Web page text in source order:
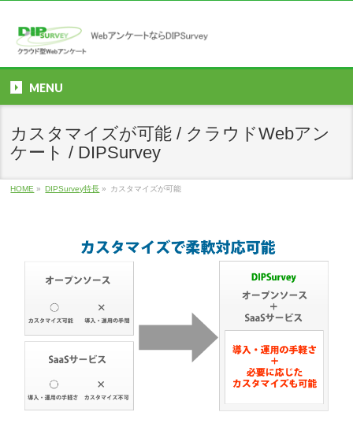
MENU
カスタマイズが可能 / クラウドWebアン
ケート / DIPSurvey
HOME » DIPSurvey特長 » カスタマイズが可能